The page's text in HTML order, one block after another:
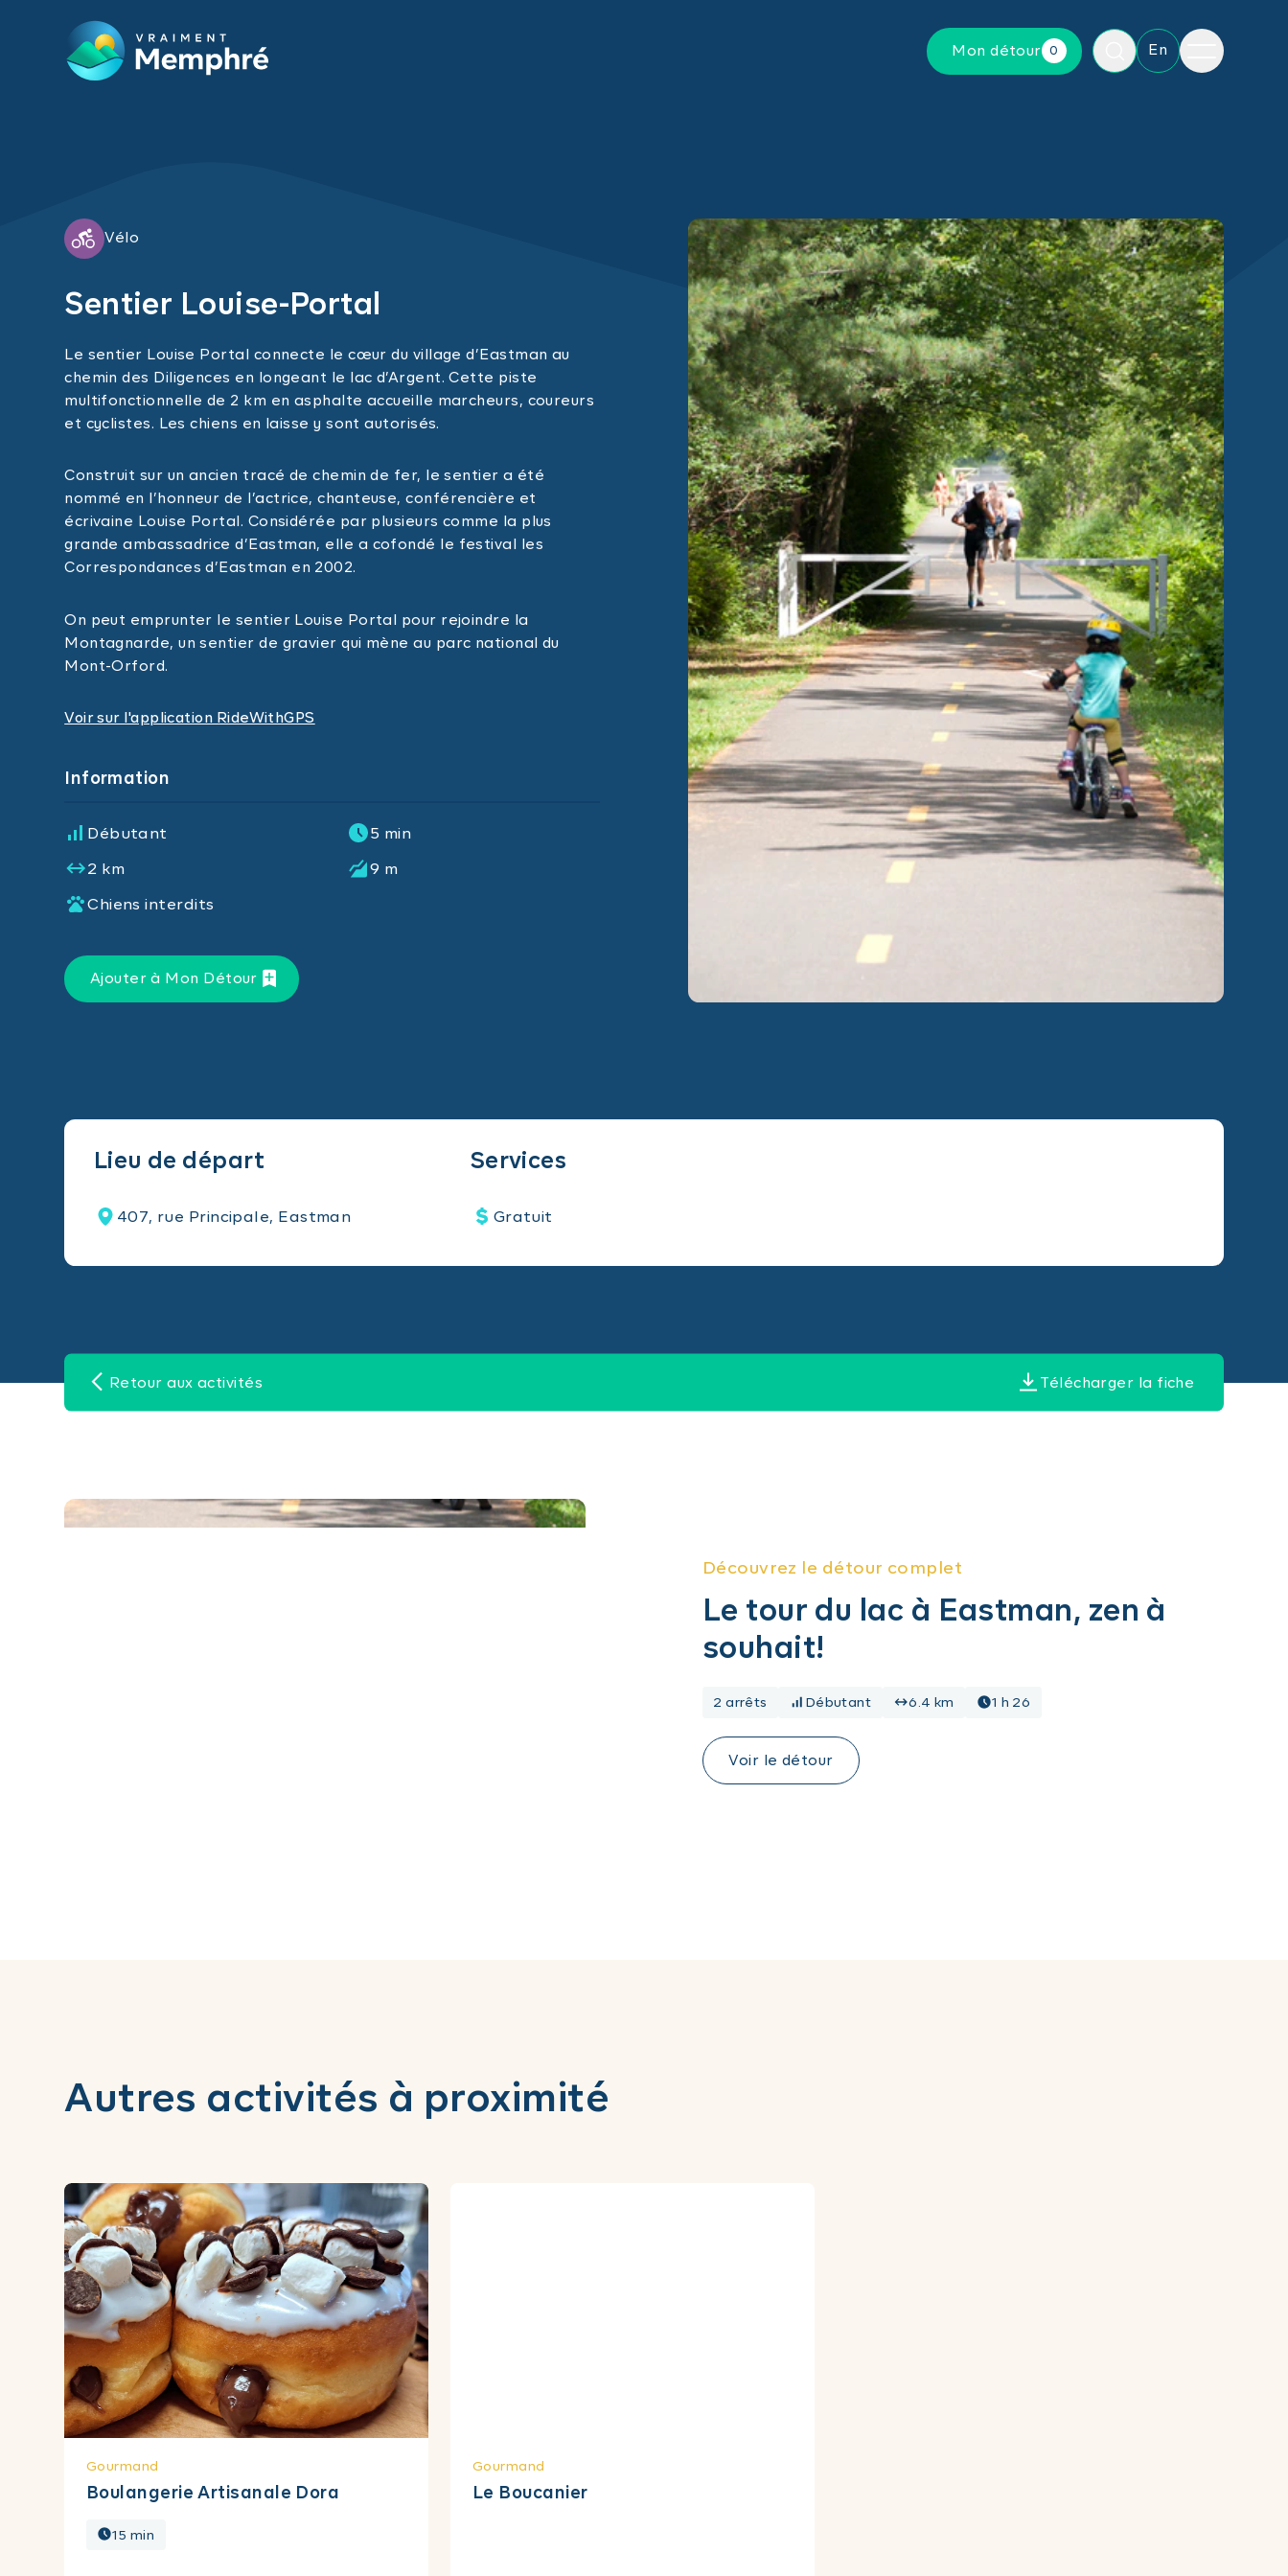
Mon détour 0 En
Menu
Vélo
Sentier Louise-Portal
Le sentier Louise Portal connecte le cœur du village d’Eastman au
chemin des Diligences en longeant le lac d’Argent. Cette piste
multifonctionnelle de 2 km en asphalte accueille marcheurs, coureurs
et cyclistes. Les chiens en laisse y sont autorisés.
Construit sur un ancien tracé de chemin de fer, le sentier a été
nommé en l’honneur de l’actrice, chanteuse, conférencière et
écrivaine Louise Portal. Considérée par plusieurs comme la plus
grande ambassadrice d’Eastman, elle a cofondé le festival les
Correspondances d’Eastman en 2002.
On peut emprunter le sentier Louise Portal pour rejoindre la
Montagnarde, un sentier de gravier qui mène au parc national du
Mont-Orford.
Voir sur l'application RideWithGPS
Information
Débutant 5 min
2 km 9 m
Chiens interdits
Ajouter à Mon Détour
Lieu de départ
407, rue Principale, Eastman
Services
Gratuit
Retour aux activités Télécharger la fiche
Découvrez le détour complet
Le tour du lac à Eastman, zen à
souhait!
2 arrêts Débutant 6.4 km 1 h 26
Voir le détour
Autres activités à proximité
Gourmand
Boulangerie Artisanale Dora
15 min
Gourmand
Le Boucanier